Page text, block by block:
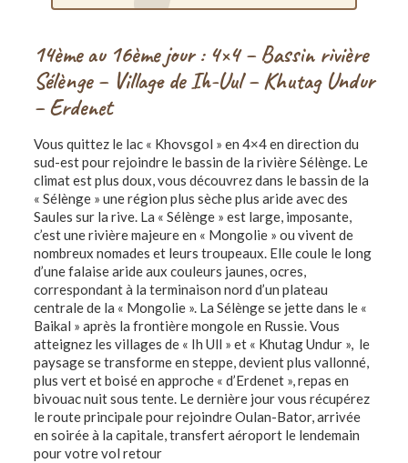
14ème au 16ème jour : 4×4 – Bassin rivière
Sélènge – Village de Ih-Uul – Khutag Undur
– Erdenet
Vous quittez le lac « Khovsgol » en 4×4 en direction du
sud-est pour rejoindre le bassin de la rivière Sélènge. Le
climat est plus doux, vous découvrez dans le bassin de la
« Sélènge » une région plus sèche plus aride avec des
Saules sur la rive. La « Sélènge » est large, imposante,
c’est une rivière majeure en « Mongolie » ou vivent de
nombreux nomades et leurs troupeaux. Elle coule le long
d’une falaise aride aux couleurs jaunes, ocres,
correspondant à la terminaison nord d’un plateau
centrale de la « Mongolie ». La Sélènge se jette dans le «
Baikal » après la frontière mongole en Russie. Vous
atteignez les villages de « Ih Ull » et « Khutag Undur », le
paysage se transforme en steppe, devient plus vallonné,
plus vert et boisé en approche « d’Erdenet », repas en
bivouac nuit sous tente. Le dernière jour vous récupérez
le route principale pour rejoindre Oulan-Bator, arrivée
en soirée à la capitale, transfert aéroport le lendemain
pour votre vol retour